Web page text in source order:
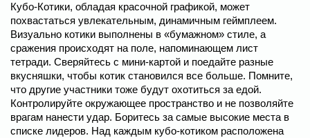
Кубо-Котики, обладая красочной графикой, может
похвастаться увлекательным, динамичным геймплеем.
Визуально котики выполнены в «бумажном» стиле, а
сражения происходят на поле, напоминающем лист
тетради. Сверяйтесь с мини-картой и поедайте разные
вкусняшки, чтобы котик становился все больше. Помните,
что другие участники тоже будут охотиться за едой.
Контролируйте окружающее пространство и не позволяйте
врагам нанести удар. Боритесь за самые высокие места в
списке лидеров. Над каждым кубо-котиком расположена